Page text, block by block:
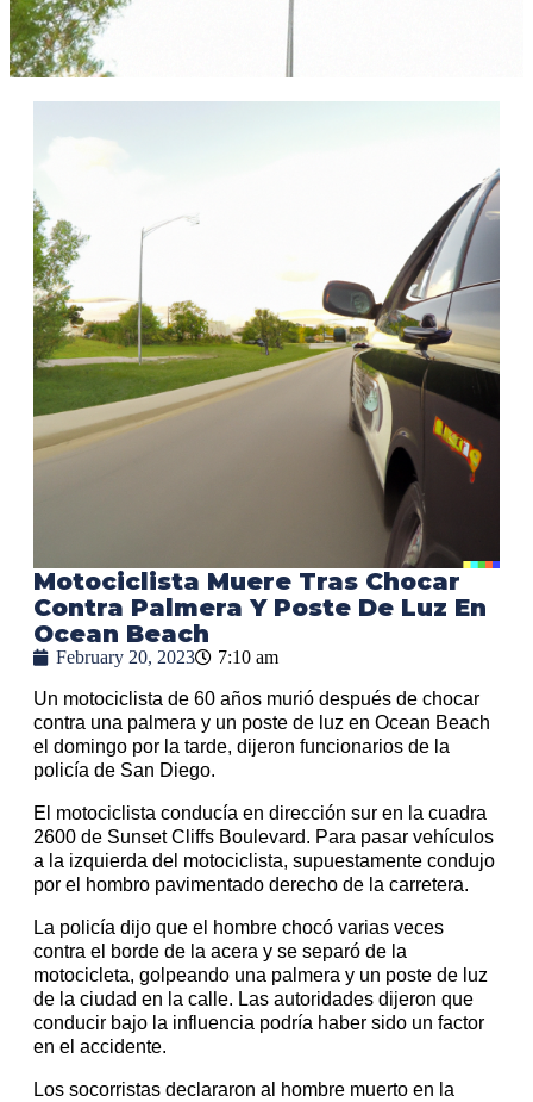
Motociclista Muere Tras Chocar
Contra Palmera Y Poste De Luz En
Ocean Beach
February 20, 2023 7:10 am
Un motociclista de 60 años murió después de chocar
contra una palmera y un poste de luz en Ocean Beach
el domingo por la tarde, dijeron funcionarios de la
policía de San Diego.
El motociclista conducía en dirección sur en la cuadra
2600 de Sunset Cliffs Boulevard. Para pasar vehículos
a la izquierda del motociclista, supuestamente condujo
por el hombro pavimentado derecho de la carretera.
La policía dijo que el hombre chocó varias veces
contra el borde de la acera y se separó de la
motocicleta, golpeando una palmera y un poste de luz
de la ciudad en la calle. Las autoridades dijeron que
conducir bajo la influencia podría haber sido un factor
en el accidente.
Los socorristas declararon al hombre muerto en la